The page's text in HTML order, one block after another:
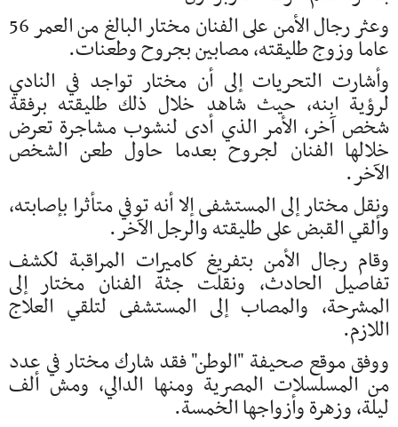
وعثر رجال الأمن على الفنان مختار البالغ من العمر 56
عاما وزوج طليقته، مصابين بجروح وطعنات.
وأشارت التحريات إلى أن مختار تواجد في النادي
لرؤية ابنه، حيث شاهد خلال ذلك طليقته برفقة
شخص آخر، الأمر الذي أدى لنشوب مشاجرة تعرض
خلالها الفنان لجروح بعدما حاول طعن الشخص
الآخر.
ونقل مختار إلى المستشفى إلا أنه توفي متأثرا بإصابته،
وألقي القبض على طليقته والرجل الآخر.
وقام رجال الأمن بتفريغ كاميرات المراقبة لكشف
تفاصيل الحادث، ونقلت جثة الفنان مختار إلى
المشرحة، والمصاب إلى المستشفى لتلقي العلاج
اللازم.
ووفق موقع صحيفة "الوطن" فقد شارك مختار في عدد
من المسلسلات المصرية ومنها الدالي، ومش ألف
ليلة، وزهرة وأزواجها الخمسة.